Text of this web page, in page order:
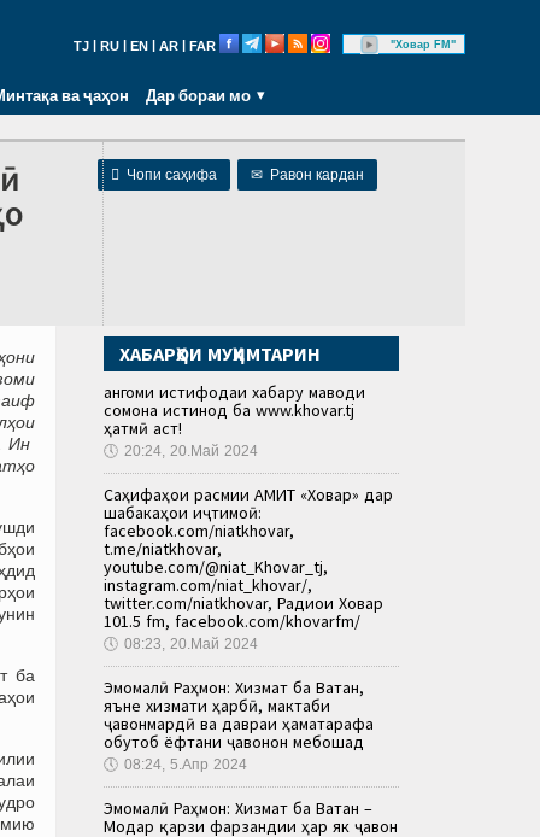
TJ RU EN AR FAR "Ховар FM"
ва ҷаҳон Дар бораи мо
 Чопи саҳифа ✉ Равон кардан
они
ҳои
Ин
ҳо
ба
ХАБАРҲОИ МУҲИМТАРИН
Ҳангоми истифодаи хабару маводи
сомона истинод ба www.khovar.tj
ҳатмӣ аст!
🕔 20:24, 20.Май 2024
Саҳифаҳои расмии АМИТ «Ховар» дар
шабакаҳои иҷтимоӣ:
facebook.com/niatkhovar,
t.me/niatkhovar,
youtube.com/@niat_Khovar_tj,
instagram.com/niat_khovar/,
twitter.com/niatkhovar, Радиои Ховар
101.5 fm, facebook.com/khovarfm/
🕔 08:23, 20.Май 2024
Эмомалӣ Раҳмон: Хизмат ба Ватан,
яъне хизмати ҳарбӣ, мактаби
ҷавонмардӣ ва давраи ҳаматарафа
обутоб ёфтани ҷавонон мебошад
🕔 08:24, 5.Апр 2024
Эмомалӣ Раҳмон: Хизмат ба Ватан –
Модар қарзи фарзандии ҳар як ҷавон